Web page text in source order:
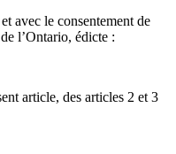
avec le consentement de
l’Ontario, édicte :
article, des articles 2 et 3